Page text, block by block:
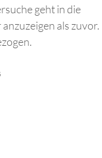
geht in die
als zuvor.